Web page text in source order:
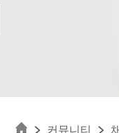
커뮤니티